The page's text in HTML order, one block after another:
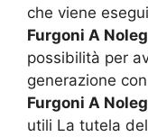
che viene
Furgoni A
possibilità per
generazione
Furgoni A
utili La tutela